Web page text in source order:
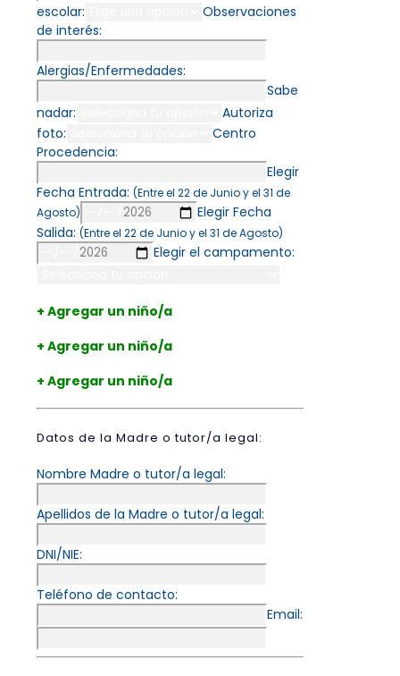
escolar:
Observaciones
de interés:
Alergias/Enfermedades:
Sabe
nadar:
Autoriza
foto:
Centro
Procedencia:
Elegir
Fecha Entrada: (Entre el 22 de Junio y el 31 de
Agosto)
Elegir Fecha
Salida: (Entre el 22 de Junio y el 31 de Agosto)
Elegir el campamento:
+ Agregar un niño/a
+ Agregar un niño/a
+ Agregar un niño/a
Datos de la Madre o tutor/a legal:
Nombre Madre o tutor/a legal:
Apellidos de la Madre o tutor/a legal:
DNI/NIE:
Teléfono de contacto:
Email: